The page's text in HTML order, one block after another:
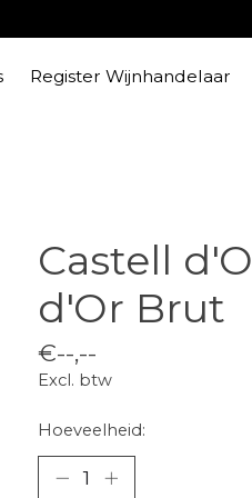
Register Wijnhandelaar
Castell
d'Or Brut
€--,--
Excl. btw
Hoeveelheid: